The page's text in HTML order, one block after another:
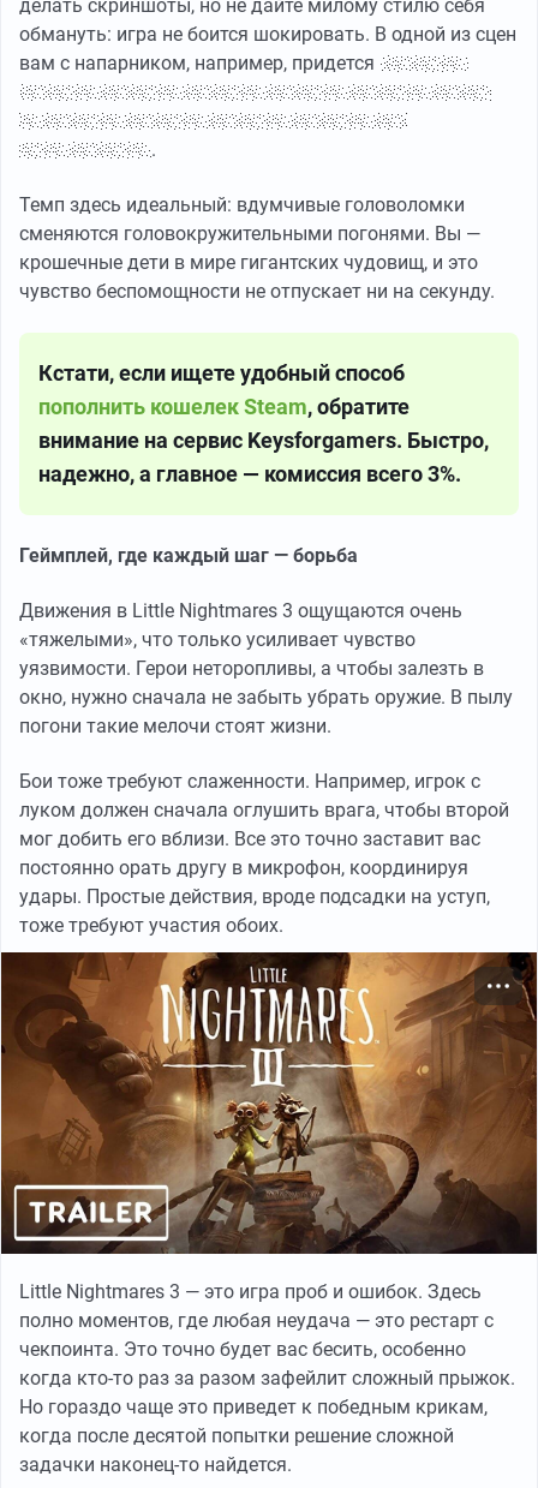
делать скриншоты, но не дайте милому стилю себя
обмануть: игра не боится шокировать. В одной из сцен
вам с напарником, например, придется медленно
разрывать пополам труп, и все это сопровождается
отвратительным звуком падающих на пол
внутренностей.
Темп здесь идеальный: вдумчивые головоломки
сменяются головокружительными погонями. Вы —
крошечные дети в мире гигантских чудовищ, и это
чувство беспомощности не отпускает ни на секунду.
Кстати, если ищете удобный способ
пополнить кошелек Steam, обратите
внимание на сервис Keysforgamers. Быстро,
надежно, а главное — комиссия всего 3%.
Геймплей, где каждый шаг — борьба
Движения в Little Nightmares 3 ощущаются очень
«тяжелыми», что только усиливает чувство
уязвимости. Герои неторопливы, а чтобы залезть в
окно, нужно сначала не забыть убрать оружие. В пылу
погони такие мелочи стоят жизни.
Бои тоже требуют слаженности. Например, игрок с
луком должен сначала оглушить врага, чтобы второй
мог добить его вблизи. Все это точно заставит вас
постоянно орать другу в микрофон, координируя
удары. Простые действия, вроде подсадки на уступ,
тоже требуют участия обоих.
Little Nightmares 3 — это игра проб и ошибок. Здесь
полно моментов, где любая неудача — это рестарт с
чекпоинта. Это точно будет вас бесить, особенно
когда кто-то раз за разом зафейлит сложный прыжок.
Но гораздо чаще это приведет к победным крикам,
когда после десятой попытки решение сложной
задачки наконец-то найдется.